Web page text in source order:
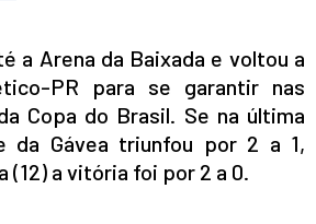
a Arena da Baixada e voltou a
PR para se garantir nas
Copa do Brasil. Se na última
da Gávea triunfou por 2 a 1,
a vitória foi por 2 a 0.